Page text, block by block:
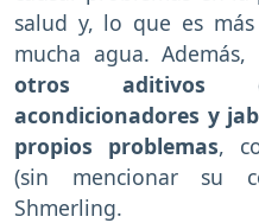
salud y, lo que es
mucha agua. Además,
otros aditivos
acondicionadores y
propios problemas,
(sin mencionar su
Shmerling.